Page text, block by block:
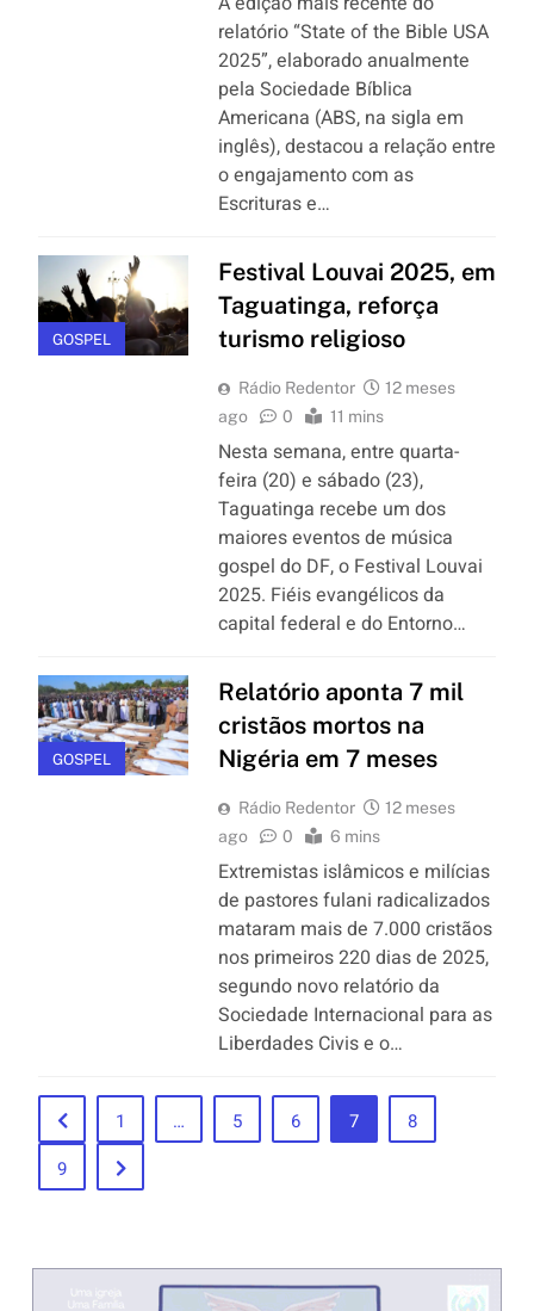
relatório “State of the Bible USA
2025”, elaborado anualmente
pela Sociedade Bíblica
Americana (ABS, na sigla em
inglês), destacou a relação entre
o engajamento com as
Escrituras e…
GOSPEL
Festival Louvai 2025, em
Taguatinga, reforça
turismo religioso
Rádio Redentor
12 meses
ago
0 11 mins
Nesta semana, entre quarta-
feira (20) e sábado (23),
Taguatinga recebe um dos
maiores eventos de música
gospel do DF, o Festival Louvai
2025. Fiéis evangélicos da
capital federal e do Entorno…
GOSPEL
Relatório aponta 7 mil
cristãos mortos na
Nigéria em 7 meses
Rádio Redentor
12 meses
ago
0 6 mins
Extremistas islâmicos e milícias
de pastores fulani radicalizados
mataram mais de 7.000 cristãos
nos primeiros 220 dias de 2025,
segundo novo relatório da
Sociedade Internacional para as
Liberdades Civis e o…
1 … 5 6 7
8
9